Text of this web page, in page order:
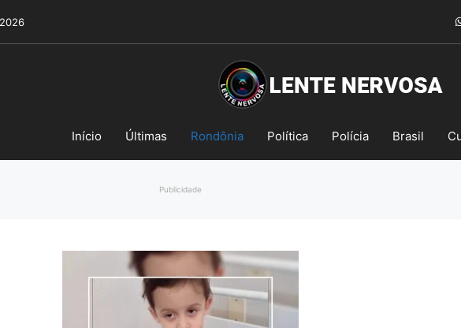
Início Últimas Rondônia Política Polícia Brasil
Publicidade